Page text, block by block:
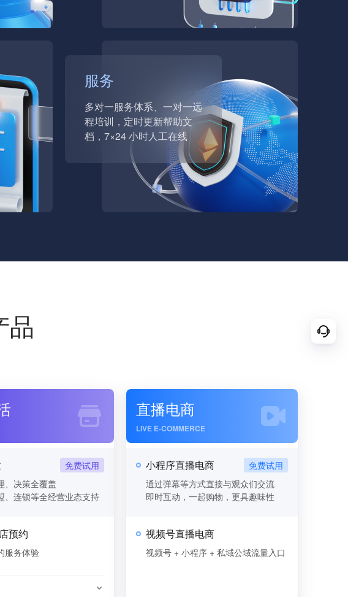
服务
多对一服务体系、一对一远
程培训，定时更新帮助文
档，7×24 小时人工在线
品
、决策全覆盖
、连锁等全经营业态支持
预约
服务体验
直播电商
LIVE E-COMMERCE
小程序直播电商
通过弹幕等方式直接与观众们交流
即时互动，一起购物，更具趣味性
视频号直播电商
视频号 + 小程序 + 私域公域流量入口